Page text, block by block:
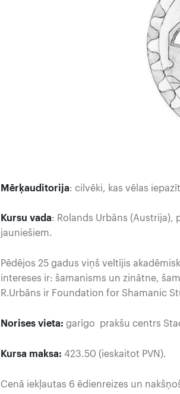
Mērķauditorija: cilvēki, kas vēlas
Kursu vada: Rolands Urbāns
jauniešiem.
Pēdējos 25 gadus viņš veltījis
intereses ir: šamanisms un zinātne,
R.Urbāns ir Foundation for Shamanic
Norises vieta: garīgo prakšu centrs
Kursa maksa: 423.50 (ieskaitot PVN).
Cenā iekļautas 6 ēdienreizes un